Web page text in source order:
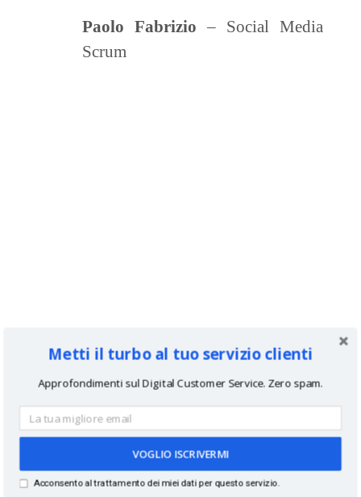
Paolo Fabrizio – Social Media
Scrum
Crisis Management Case studies
Metti il turbo al tuo servizio clienti
Approfondimenti sul Digital Customer Service. Zero spam.
VOGLIO ISCRIVERMI
Acconsento al trattamento dei miei dati per questo servizio.